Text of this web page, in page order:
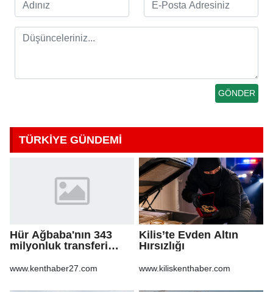
TÜRKİYE GÜNDEMİ
Hür Ağbaba'nın 343
milyonluk transferi
Ağbaba'ya milyonlar
www.kenthaber27.com
Kilis’te Evden Altın
Hırsızlığı
www.kiliskenthaber.com